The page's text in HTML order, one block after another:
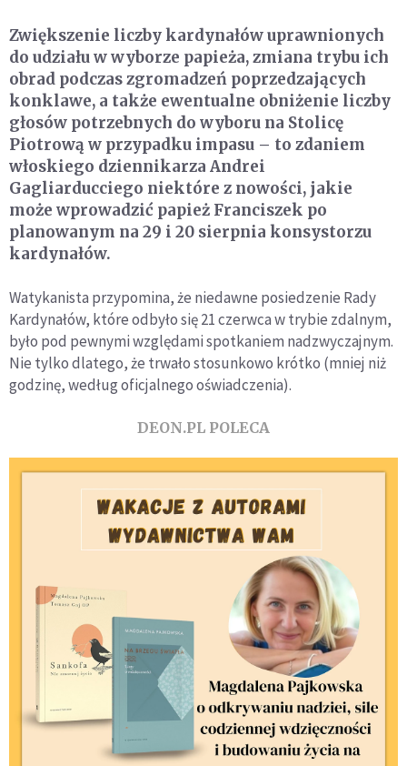
Zwiększenie liczby kardynałów uprawnionych
do udziału w wyborze papieża, zmiana trybu ich
obrad podczas zgromadzeń poprzedzających
konklawe, a także ewentualne obniżenie liczby
głosów potrzebnych do wyboru na Stolicę
Piotrową w przypadku impasu – to zdaniem
włoskiego dziennikarza Andrei
Gagliarducciego niektóre z nowości, jakie
może wprowadzić papież Franciszek po
planowanym na 29 i 20 sierpnia konsystorzu
kardynałów.
Watykanista przypomina, że niedawne posiedzenie Rady
Kardynałów, które odbyło się 21 czerwca w trybie zdalnym,
było pod pewnymi względami spotkaniem nadzwyczajnym.
Nie tylko dlatego, że trwało stosunkowo krótko (mniej niż
godzinę, według oficjalnego oświadczenia).
DEON.PL POLECA